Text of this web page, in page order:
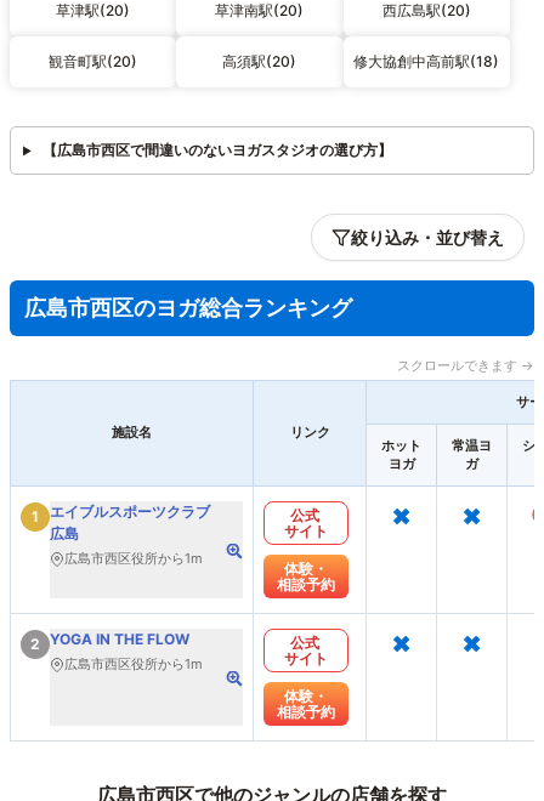
草津駅(20) 草津南駅(20) 西広島駅(20)
観音町駅(20) 高須駅(20) 修大協創中高前駅(18)
【広島市西区で間違いのないヨガスタジオの選び方】
絞り込み・並び替え
広島市西区のヨガ総合ランキング
スクロールできます →
施設名 リンク
サ
ホット
ヨガ
常温ヨ
ガ
シ
1
エイブルスポーツクラブ
広島
広島市西区役所から1m
公式
サイト
体験・
相談予約
× ×
2 YOGA IN THE FLOW
広島市西区役所から1m
公式
サイト
体験・
相談予約
× ×
広島市西区で他のジャンルの店舗を探す